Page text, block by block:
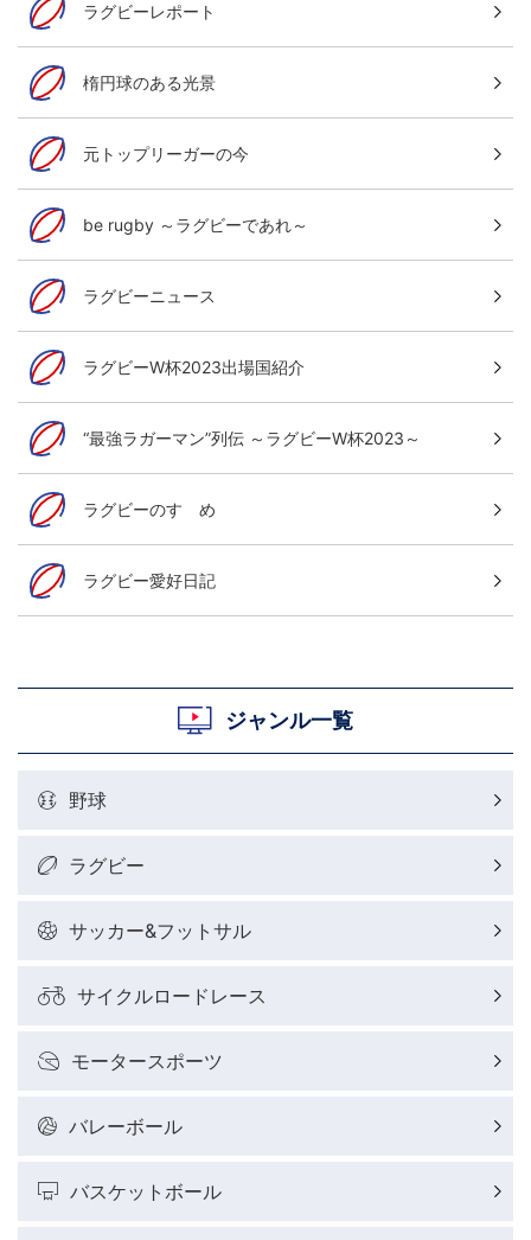
ラグビーレポート
楕円球のある光景
元トップリーガーの今
be rugby ～ラグビーであれ～
ラグビーニュース
ラグビーW杯2023出場国紹介
“最強ラガーマン”列伝 ～ラグビーW杯2023～
ラグビーのすゝめ
ラグビー愛好日記
ジャンル一覧
野球
ラグビー
サッカー&フットサル
サイクルロードレース
モータースポーツ
バレーボール
バスケットボール